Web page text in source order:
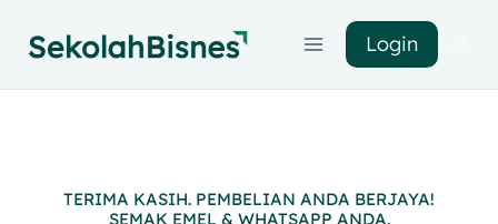
Login
TERIMA KASIH. PEMBELIAN ANDA BERJAYA!
SEMAK EMEL & WHATSAPP ANDA.